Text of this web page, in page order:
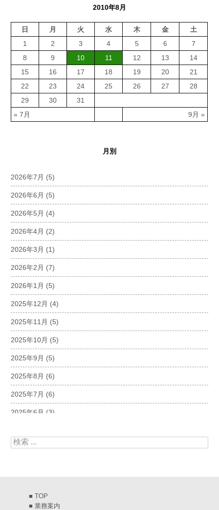
2010年8月
日 月 火 水 木 金 土
« 7月 9月 »
1 2 3 4 5 6
7
8
9 10 11 12 13
14
15
16 17 18 19 20
21
22
23 24 25 26 27
28
29
30 31
月別
2026年7月 (5)
2026年6月 (5)
2026年5月 (4)
2026年4月 (2)
2026年3月 (1)
2026年2月 (7)
2026年1月 (5)
2025年12月 (4)
2025年11月 (5)
2025年10月 (5)
2025年9月 (5)
2025年8月 (6)
2025年7月 (6)
2025年6月 (3)
2025年4月(5)
2025年1月(7)
検索:
■ TOP
■ 業務案内